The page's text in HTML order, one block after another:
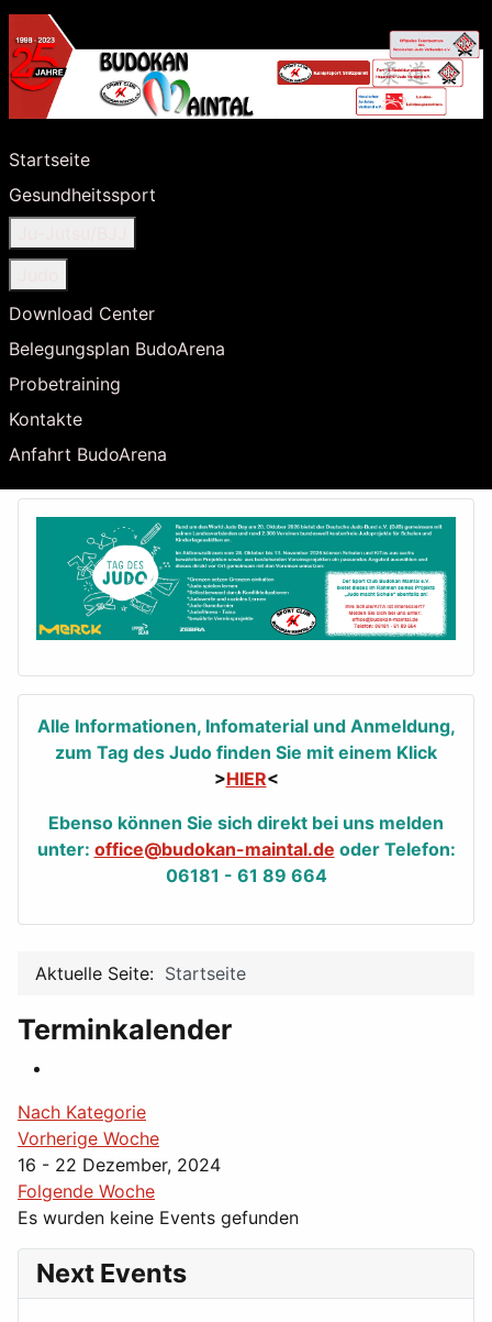
Startseite
Gesundheitssport
Download Center
Belegungsplan BudoArena
Probetraining
Kontakte
Anfahrt BudoArena
Alle Informationen, Infomaterial und Anmeldung,
zum Tag des Judo finden Sie mit einem Klick
>HIER<
Ebenso können Sie sich direkt bei uns melden
unter: office@budokan-maintal.de oder Telefon:
06181 - 61 89 664
Aktuelle Seite: Startseite
Terminkalender
Nach Kategorie
Vorherige Woche
16 - 22 Dezember, 2024
Folgende Woche
Es wurden keine Events gefunden
Next Events